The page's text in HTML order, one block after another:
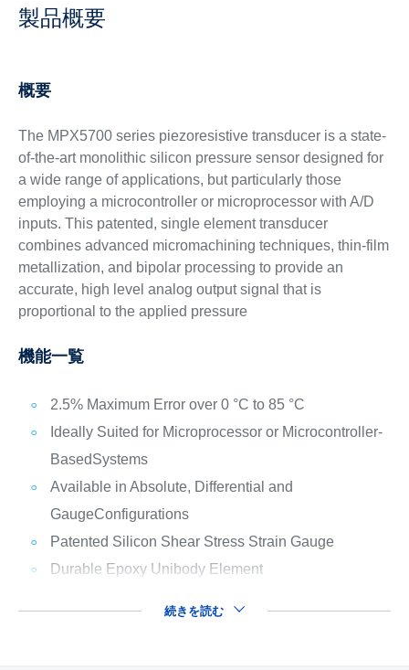
製品概要
概要
The MPX5700 series piezoresistive transducer is a state-
of-the-art monolithic silicon pressure sensor designed for
a wide range of applications, but particularly those
employing a microcontroller or microprocessor with A/D
inputs. This patented, single element transducer
combines advanced micromachining techniques, thin-film
metallization, and bipolar processing to provide an
accurate, high level analog output signal that is
proportional to the applied pressure
機能一覧
2.5% Maximum Error over 0 °C to 85 °C
Ideally Suited for Microprocessor or Microcontroller-
BasedSystems
Available in Absolute, Differential and
GaugeConfigurations
Patented Silicon Shear Stress Strain Gauge
Durable Epoxy Unibody Element
続きを読む